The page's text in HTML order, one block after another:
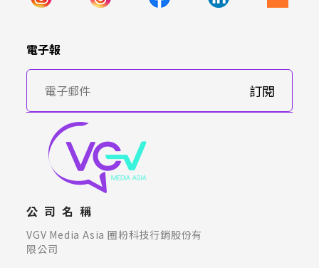
電子報
訂閱
公司名稱
VGV Media Asia 圈粉科技行銷股份有
限公司